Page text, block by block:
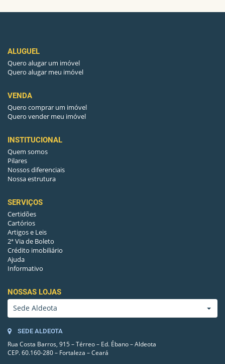
ALUGUEL
Quero alugar um imóvel
Quero alugar meu imóvel
VENDA
Quero comprar um imóvel
Quero vender meu imóvel
INSTITUCIONAL
Quem somos
Pilares
Nossos diferenciais
Nossa estrutura
SERVIÇOS
Certidões
Cartórios
Artigos e Leis
2ª Via de Boleto
Crédito imobiliário
Ajuda
Informativo
NOSSAS LOJAS
Sede Aldeota
SEDE ALDEOTA
Rua Costa Barros, 915 – Térreo – Ed. Ébano – Aldeota
CEP. 60.160-280 – Fortaleza – Ceará